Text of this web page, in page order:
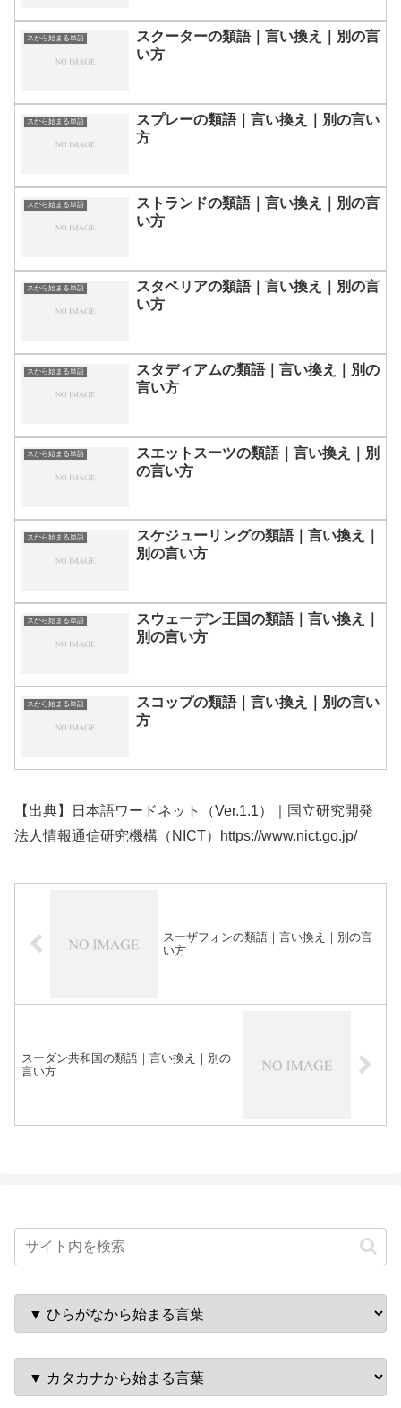
スから始まる単語
スクーターの類語｜言い換え｜別の言
い方
スから始まる単語
スプレーの類語｜言い換え｜別の言い
方
スから始まる単語
ストランドの類語｜言い換え｜別の言
い方
スから始まる単語
スタペリアの類語｜言い換え｜別の言
い方
スから始まる単語
スタディアムの類語｜言い換え｜別の
言い方
スから始まる単語
スエットスーツの類語｜言い換え｜別
の言い方
スから始まる単語
スケジューリングの類語｜言い換え｜
別の言い方
スから始まる単語
スウェーデン王国の類語｜言い換え｜
別の言い方
スから始まる単語
スコップの類語｜言い換え｜別の言い
方
【出典】日本語ワードネット（Ver.1.1）｜国立研究開発
法人情報通信研究機構（NICT）https://www.nict.go.jp/
スーザフォンの類語｜言い換え｜別の言
い方
スーダン共和国の類語｜言い換え｜別の
言い方